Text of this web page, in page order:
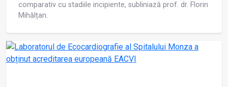
comparativ cu stadiile incipiente, subliniază prof. dr. Florin
Mihălțan.